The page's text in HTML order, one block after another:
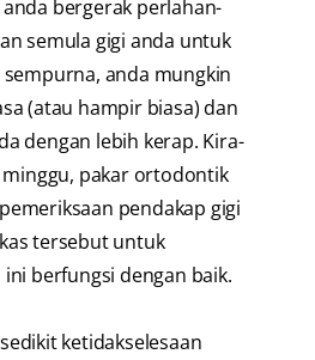
bergerak perlahan-
semula gigi anda untuk
anda mungkin
(atau hampir biasa) dan
dengan lebih kerap. Kira-
minggu, pakar ortodontik
pendakap gigi
tersebut untuk
berfungsi dengan baik.
ketidakselesaan